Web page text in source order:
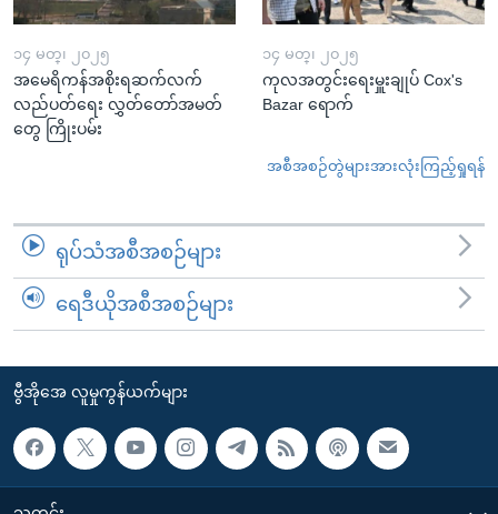
၁၄ မတ္၊ ၂၀၂၅
အမေရိကန်အစိုးရဆက်လက်
လည်ပတ်ရေး လွှတ်တော်အမတ်
တွေ ကြိုးပမ်း
၁၄ မတ္၊ ၂၀၂၅
ကုလအတွင်းရေးမှူးချုပ် Cox's
Bazar ရောက်
အစီအစဉ်တွဲများအားလုံးကြည့်ရှုရန်
ရုပ်သံအစီအစဉ်များ
ရေဒီယိုအစီအစဉ်များ
ဗွီအိုအေ လူမှုကွန်ယက်များ